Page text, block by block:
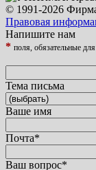
© 1991-2026
Правовая
Напишите нам
* поля, обязательные для
Тема письма
Ваше имя
Почта*
Ваш вопрос*